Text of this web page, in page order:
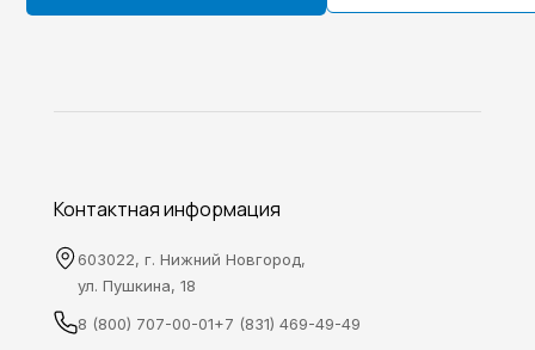
Контактная информация
603022, г. Нижний Новгород,
ул. Пушкина, 18
8 (800) 707-00-01+7 (831) 469-49-49